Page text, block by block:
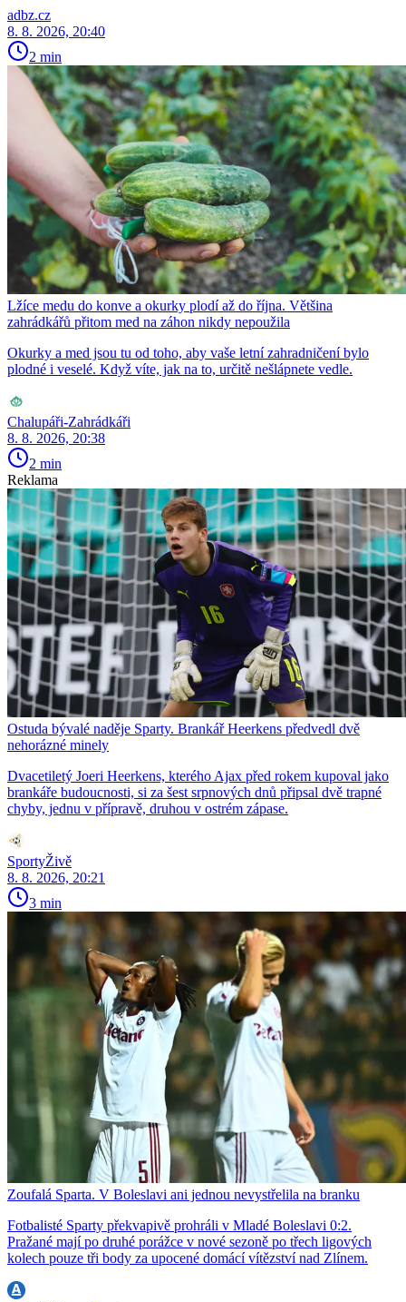
adbz.cz
8. 8. 2026, 20:40
2 min
Lžíce medu do konve a okurky plodí až do října. Většina
zahrádkářů přitom med na záhon nikdy nepoužila
Okurky a med jsou tu od toho, aby vaše letní zahradničení bylo
plodné i veselé. Když víte, jak na to, určitě nešlápnete vedle.
Chalupáři-Zahrádkáři
8. 8. 2026, 20:38
2 min
Reklama
Ostuda bývalé naděje Sparty. Brankář Heerkens předvedl dvě
nehorázné minely
Dvacetiletý Joeri Heerkens, kterého Ajax před rokem kupoval jako
brankáře budoucnosti, si za šest srpnových dnů připsal dvě trapné
chyby, jednu v přípravě, druhou v ostrém zápase.
SportyŽivě
8. 8. 2026, 20:21
3 min
Zoufalá Sparta. V Boleslavi ani jednou nevystřelila na branku
Fotbalisté Sparty překvapivě prohráli v Mladé Boleslavi 0:2.
Pražané mají po druhé porážce v nové sezoně po třech ligových
kolech pouze tři body za upocené domácí vítězství nad Zlínem.